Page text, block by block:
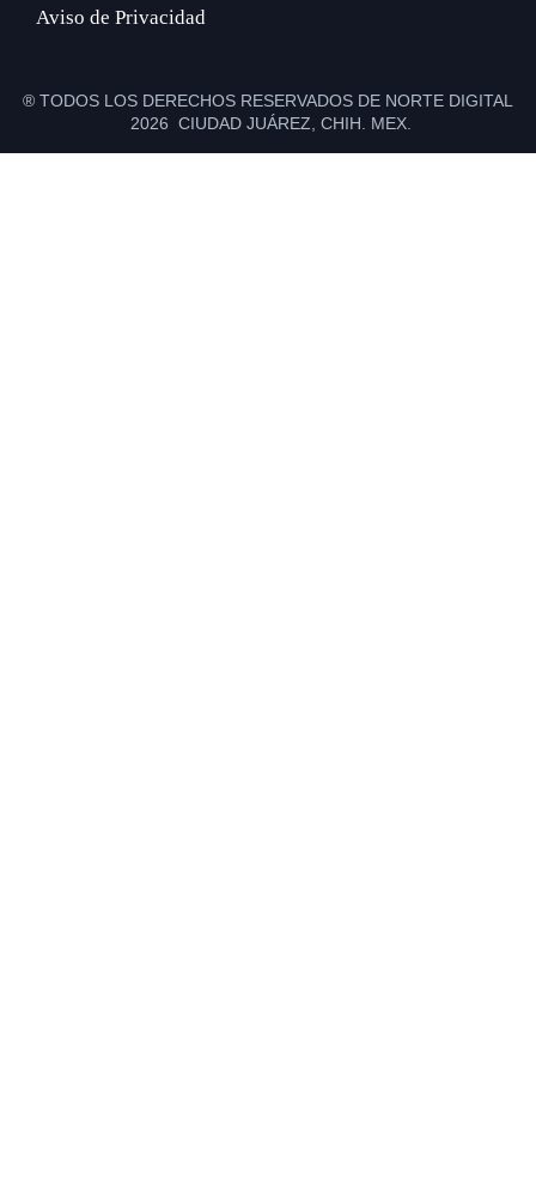
Aviso de Privacidad
® TODOS LOS DERECHOS RESERVADOS DE NORTE DIGITAL
2026 CIUDAD JUÁREZ, CHIH. MEX.